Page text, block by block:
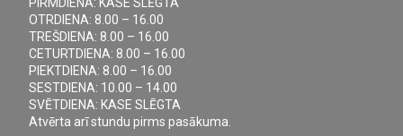
OTRDIENA: 8.00 – 16.00
TREŠDIENA: 8.00 – 16.00
CETURTDIENA: 8.00 – 16.00
PIEKTDIENA: 8.00 – 16.00
SESTDIENA: 10.00 – 14.00
SVĒTDIENA: KASE SLĒGTA
Atvērta arī stundu pirms pasākuma.